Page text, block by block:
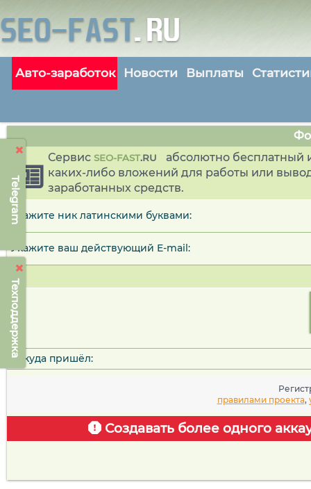
Telegram
Техподдержка
Авто-заработок Новости Выплаты
Сервис SEO-FAST.RU
абсолютно бесплатный
каких-либо вложений для работы или
заработанных средств.
Укажите ник латинскими буквами:
Укажите ваш действующий E-mail:
Откуда пришёл:
правилами проекта,
Создавать более одного